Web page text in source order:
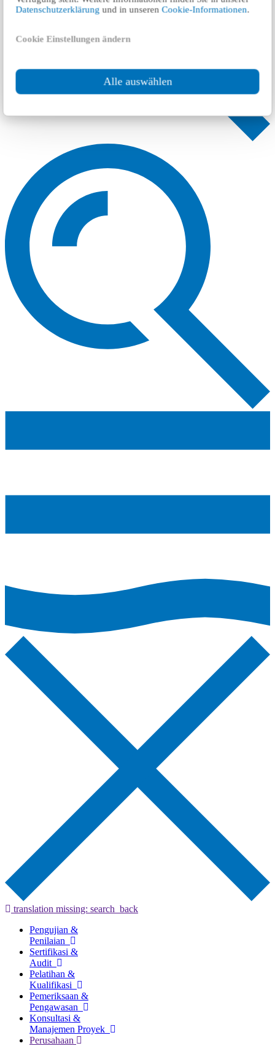
Datenschutzerklärung und in unserenCookie-Informationen.
Cookie Einstellungen ändern
Alle auswählen
translation missing: search_back
Pengujian &
Penilaian
Sertifikasi &
Audit
Pelatihan &
Kualifikasi
Pemeriksaan &
Pengawasan
Konsultasi &
Manajemen Proyek
Perusahaan